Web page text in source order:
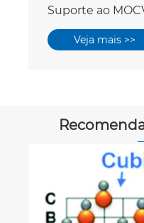
Suporte ao
Veja mais >>